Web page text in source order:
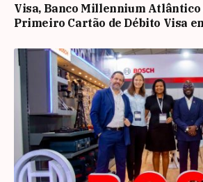
Visa, Banco Millennium Atlântico
Primeiro Cartão de Débito Visa